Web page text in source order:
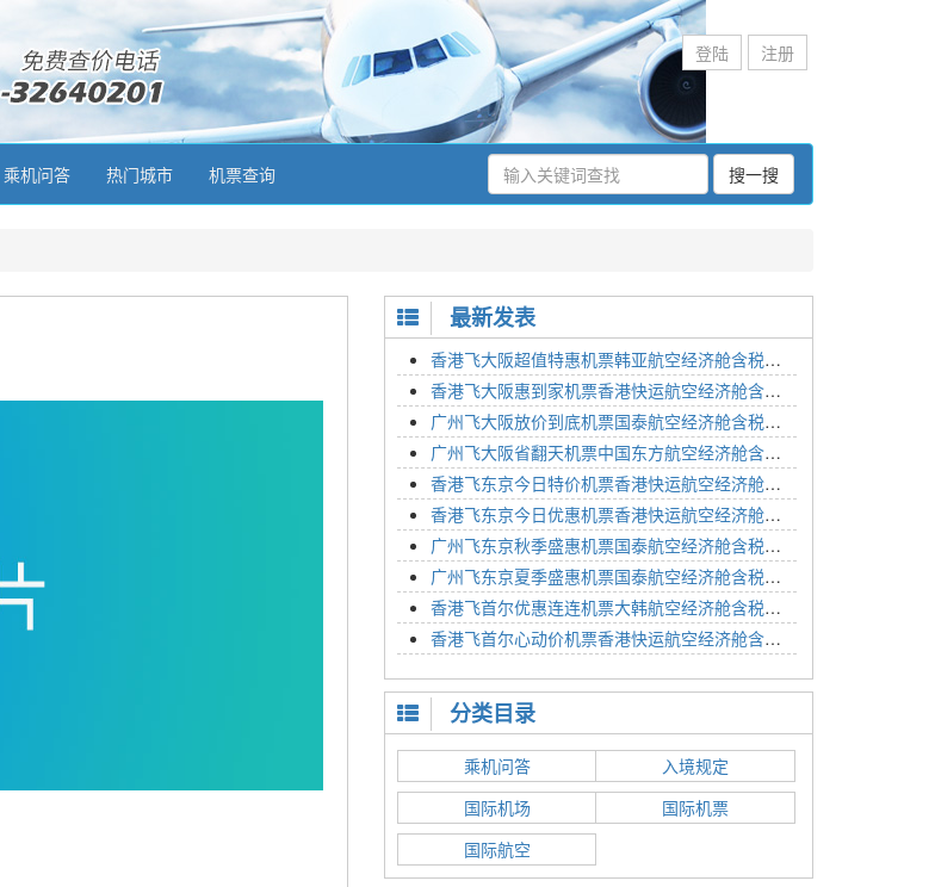
登陆 注册
乘机问答 热门城市 机票查询 搜一搜
最新发表
香港飞大阪超值特惠机票韩亚航空经济舱含税价格2295元2023年01月26日
香港飞大阪惠到家机票香港快运航空经济舱含税价格1648元2023年01月26日
广州飞大阪放价到底机票国泰航空经济舱含税价格3054元2023年01月26日
广州飞大阪省翻天机票中国东方航空经济舱含税价格2133元2023年01月26日
香港飞东京今日特价机票香港快运航空经济舱含税价格1762元2023年01月26日
香港飞东京今日优惠机票香港快运航空经济舱含税价格1545元2023年01月26日
广州飞东京秋季盛惠机票国泰航空经济舱含税价格4054元2023年01月26日
广州飞东京夏季盛惠机票国泰航空经济舱含税价格2614元2023年01月26日
香港飞首尔优惠连连机票大韩航空经济舱含税价格1350元2023年01月24日
香港飞首尔心动价机票香港快运航空经济舱含税价格1186元2023年01月24日
分类目录
乘机问答
入境规定
国际机场
国际机票
国际航空